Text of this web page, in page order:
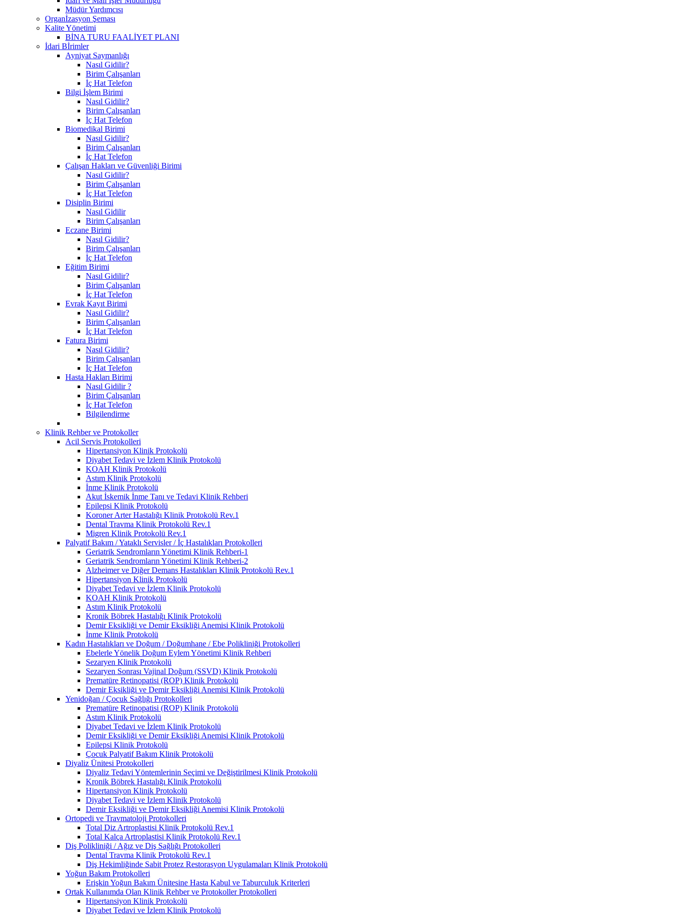
Müdür Yardımcısı
Organİzasyon Şeması
Kalite Yönetimi
BİNA TURU FAALİYET PLANI
İdari Bİrimler
Ayniyat Saymanlığı
Nasıl Gidilir?
Birim Çalışanları
İç Hat Telefon
Bilgi İşlem Birimi
Nasıl Gidilir?
Birim Çalışanları
İç Hat Telefon
Biomedikal Birimi
Nasıl Gidilir?
Birim Çalışanları
İç Hat Telefon
Çalışan Hakları ve Güvenliği Birimi
Nasıl Gidilir?
Birim Çalışanları
İç Hat Telefon
Disiplin Birimi
Nasıl Gidilir
Birim Çalışanları
Eczane Birimi
Nasıl Gidilir?
Birim Çalışanları
İç Hat Telefon
Eğitim Birimi
Nasıl Gidilir?
Birim Çalışanları
İç Hat Telefon
Evrak Kayıt Birimi
Nasıl Gidilir?
Birim Çalışanları
İç Hat Telefon
Fatura Birimi
Nasıl Gidilir?
Birim Çalışanları
İç Hat Telefon
Hasta Hakları Birimi
Nasıl Gidilir ?
Birim Çalışanları
İç Hat Telefon
Bilgilendirme
Klinik Rehber ve Protokoller
Acil Servis Protokolleri
Hipertansiyon Klinik Protokolü
Diyabet Tedavi ve İzlem Klinik Protokolü
KOAH Klinik Protokolü
Astım Klinik Protokolü
İnme Klinik Protokolü
Akut İskemik İnme Tanı ve Tedavi Klinik Rehberi
Epilepsi Klinik Protokolü
Koroner Arter Hastalığı Klinik Protokolü Rev.1
Dental Travma Klinik Protokolü Rev.1
Migren Klinik Protokolü Rev.1
Palyatif Bakım / Yataklı Servisler / İç Hastalıkları Protokolleri
Geriatrik Sendromların Yönetimi Klinik Rehberi-1
Geriatrik Sendromların Yönetimi Klinik Rehberi-2
Alzheimer ve Diğer Demans Hastalıkları Klinik Protokolü Rev.1
Hipertansiyon Klinik Protokolü
Diyabet Tedavi ve İzlem Klinik Protokolü
KOAH Klinik Protokolü
Astım Klinik Protokolü
Kronik Böbrek Hastalığı Klinik Protokolü
Demir Eksikliği ve Demir Eksikliği Anemisi Klinik Protokolü
İnme Klinik Protokolü
Kadın Hastalıkları ve Doğum / Doğumhane / Ebe Polikliniği Protokolleri
Ebelerle Yönelik Doğum Eylem Yönetimi Klinik Rehberi
Sezaryen Klinik Protokolü
Sezaryen Sonrası Vajinal Doğum (SSVD) Klinik Protokolü
Prematüre Retinopatisi (ROP) Klinik Protokolü
Demir Eksikliği ve Demir Eksikliği Anemisi Klinik Protokolü
Yenidoğan / Çocuk Sağlığı Protokolleri
Prematüre Retinopatisi (ROP) Klinik Protokolü
Astım Klinik Protokolü
Diyabet Tedavi ve İzlem Klinik Protokolü
Demir Eksikliği ve Demir Eksikliği Anemisi Klinik Protokolü
Epilepsi Klinik Protokolü
Çocuk Palyatif Bakım Klinik Protokolü
Diyaliz Ünitesi Protokolleri
Diyaliz Tedavi Yöntemlerinin Seçimi ve Değiştirilmesi Klinik Protokolü
Kronik Böbrek Hastalığı Klinik Protokolü
Hipertansiyon Klinik Protokolü
Diyabet Tedavi ve İzlem Klinik Protokolü
Demir Eksikliği ve Demir Eksikliği Anemisi Klinik Protokolü
Ortopedi ve Travmatoloji Protokolleri
Total Diz Artroplastisi Klinik Protokolü Rev.1
Total Kalça Artroplastisi Klinik Protokolü Rev.1
Diş Polikliniği / Ağız ve Diş Sağlığı Protokolleri
Dental Travma Klinik Protokolü Rev.1
Diş Hekimliğinde Sabit Protez Restorasyon Uygulamaları Klinik Protokolü
Yoğun Bakım Protokolleri
Erişkin Yoğun Bakım Ünitesine Hasta Kabul ve Taburculuk Kriterleri
Ortak Kullanımda Olan Klinik Rehber ve Protokoller Protokolleri
Hipertansiyon Klinik Protokolü
Diyabet Tedavi ve İzlem Klinik Protokolü